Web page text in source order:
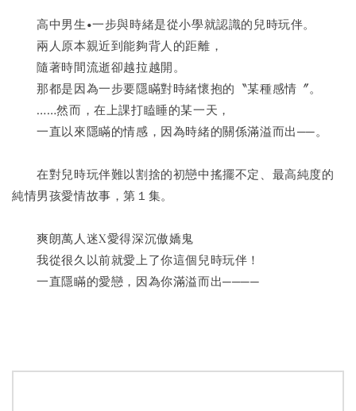
高中男生•一步與時緒是從小學就認識的兒時玩伴。
兩人原本親近到能夠背人的距離，
隨著時間流逝卻越拉越開。
那都是因為一步要隱瞞對時緒懷抱的〝某種感情〞。
……然而，在上課打瞌睡的某一天，
一直以來隱瞞的情感，因為時緒的關係滿溢而出──。
在對兒時玩伴難以割捨的初戀中搖擺不定、最高純度的
純情男孩愛情故事，第１集。
爽朗萬人迷X愛得深沉傲嬌鬼
我從很久以前就愛上了你這個兒時玩伴！
一直隱瞞的愛戀，因為你滿溢而出────